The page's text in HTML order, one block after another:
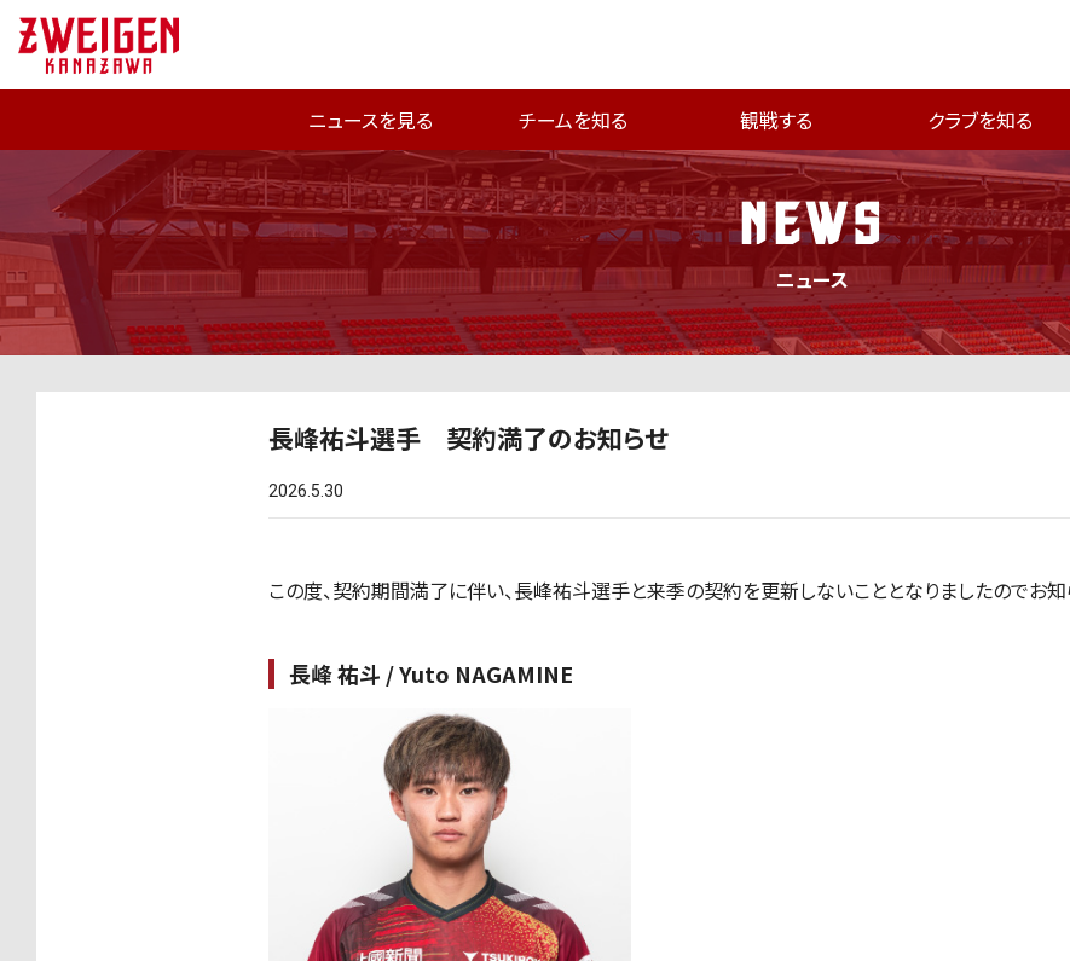
ニュースを見る チームを知る 観戦する クラブを知る
NEWS
ニュース
長峰祐斗選手 契約満了のお知らせ
2026.5.30
この度、契約期間満了に伴い、長峰祐斗選手と来季の契約を更新しないこととなりましたのでお知
長峰 祐斗 / Yuto NAGAMINE